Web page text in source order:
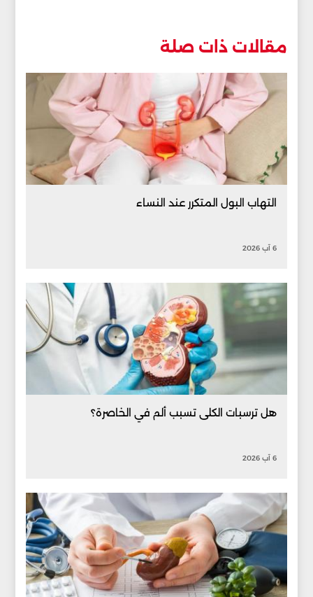
مقالات ذات صلة
التهاب البول المتكرر عند النساء
6 آب 2026
هل ترسبات الكلى تسبب ألم في الخاصرة؟
6 آب 2026